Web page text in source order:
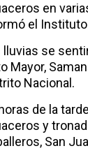
en
el
lluvias se
Mayor,
Nacional.
de la
y
San